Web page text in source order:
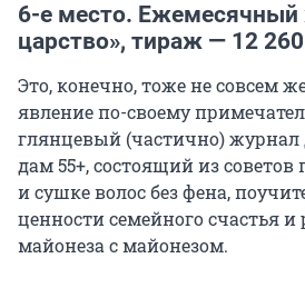
6-е место. Ежемесячный
царство», тираж — 12
Это, конечно, тоже не совсем
явление по-своему
глянцевый (частично) журнал
дам 55+, состоящий из советов
и сушке волос без фена,
ценности семейного счастья и
майонеза с майонезом.